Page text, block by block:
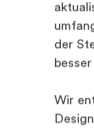
der
Wir